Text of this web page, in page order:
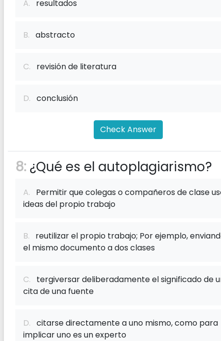
A. resultados
B. abstracto
C. revisión de literatura
D. conclusión
Check Answer
8: ¿Qué es el autoplagiarismo?
A. Permitir que colegas o compañeros de clase
ideas del propio trabajo
B. reutilizar el propio trabajo; Por ejemplo,
el mismo documento a dos clases
C. tergiversar deliberadamente el significado de
cita de una fuente
D. citarse directamente a uno mismo, como para
implicar uno es un experto